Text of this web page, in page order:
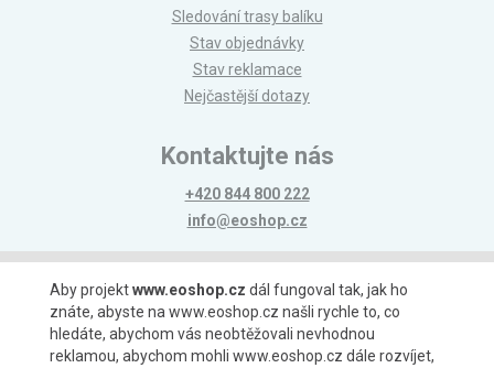
Sledování trasy balíku
Stav objednávky
Stav reklamace
Nejčastější dotazy
Kontaktujte nás
+420 844 800 222
info@eoshop.cz
Možnosti platby
Aby projektwww.eoshop.cz dál fungoval tak, jak ho
znáte, abyste na www.eoshop.cz našli rychle to, co
hledáte, abychom vás neobtěžovali nevhodnou
reklamou, abychom mohli www.eoshop.cz dále rozvíjet,